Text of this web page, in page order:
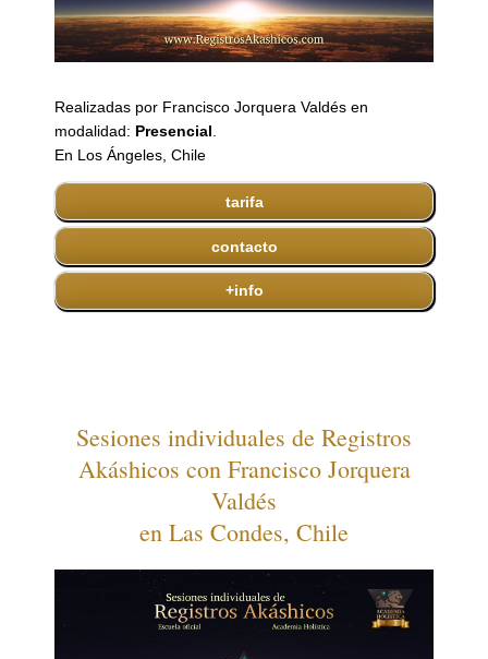
Realizadas por Francisco Jorquera Valdés en
modalidad: Presencial
En Los Ángeles, Chile
tarifa
contacto
+info
Sesiones individuales de Registros
Akáshicos con Francisco Jorquera
Valdés
en Las Condes, Chile